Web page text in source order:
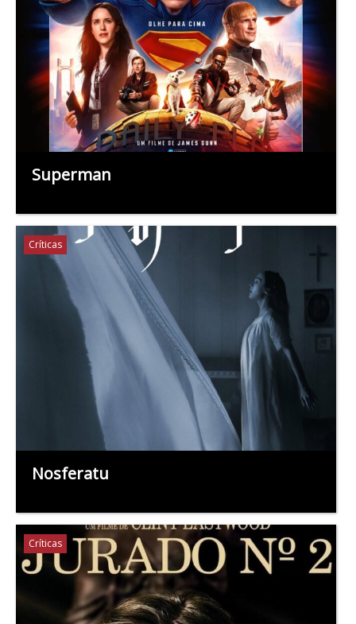
Superman
Críticas
Nosferatu
Críticas